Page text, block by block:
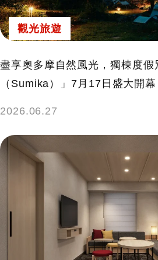
觀光旅遊
盡享奧多摩自然風光，獨棟度假
（Sumika）」7月17日盛大開幕
2026.06.27